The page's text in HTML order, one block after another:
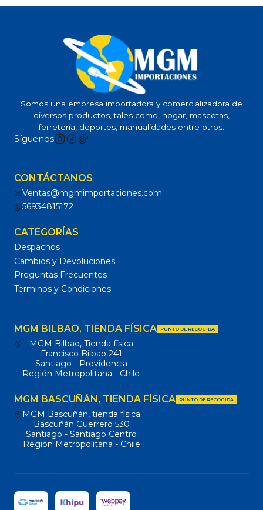
Somos una empresa importadora y comercializadora de
diversos productos, tales como, hogar, mascotas,
ferretería, deportes, manualidades entre otros.
Síguenos
CONTÁCTANOS
Ventas@mgmimportaciones.com
56934815172
CATEGORÍAS
Despachos
Cambios y Devoluciones
Preguntas Frecuentes
Terminos y Condiciones
MGM BILBAO, TIENDA FÍSICA PUNTO DE RECOGIDA
MGM Bilbao, Tienda física
Francisco Bilbao 241
Santiago - Providencia
Región Metropolitana - Chile
MGM BASCUÑÁN, TIENDA FÍSICA PUNTO DE RECOGIDA
MGM Bascuñán, tienda física
Bascuñán Guerrero 530
Santiago - Santiago Centro
Región Metropolitana - Chile